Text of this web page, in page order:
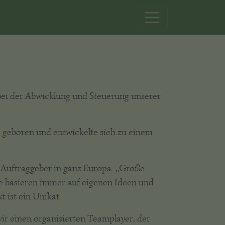
der Abwicklung und Steuerung unserer
und entwickelte sich zu einem
in ganz Europa. „Große
immer auf eigenen Ideen und
ist ein Unikat.
einen organisierten Teamplayer, der